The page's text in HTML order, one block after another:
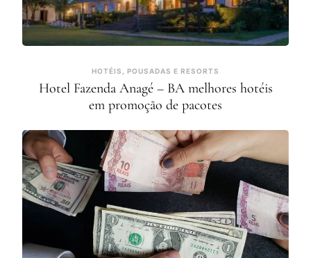
HOTÉIS, POUSADAS E RESORTS
Hotel Fazenda Anagé – BA melhores hotéis
em promoção de pacotes